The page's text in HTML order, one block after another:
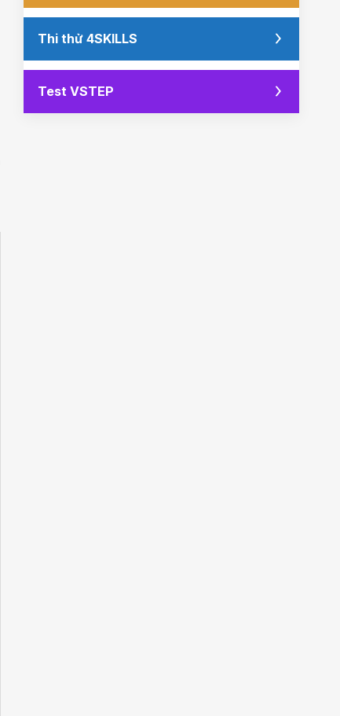
Thi thử 4SKILLS
Test VSTEP